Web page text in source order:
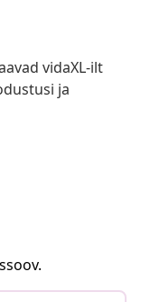
vidaXL-ilt
ja